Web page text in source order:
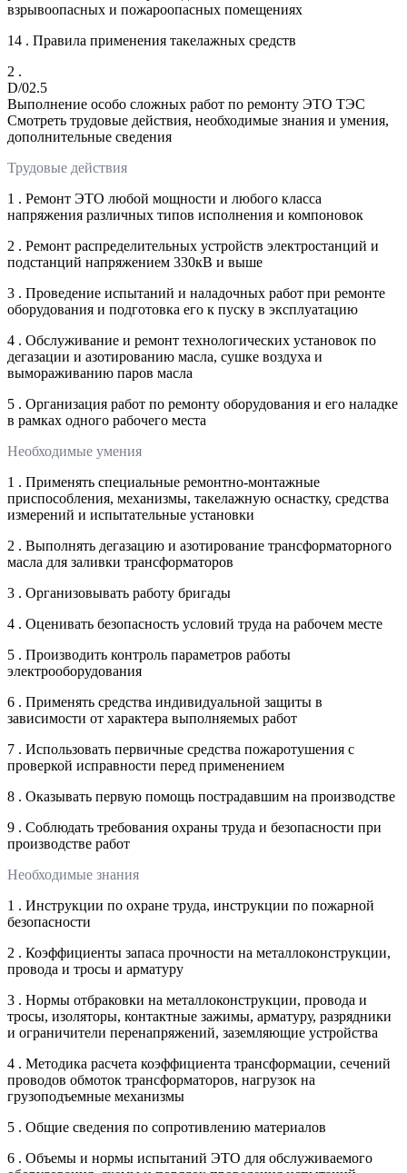
взрывоопасных и пожароопасных помещениях
14 . Правила применения такелажных средств
2 .
D/02.5
Выполнение особо сложных работ по ремонту ЭТО ТЭС
Смотреть трудовые действия, необходимые знания и умения,
дополнительные сведения
Трудовые действия
1 . Ремонт ЭТО любой мощности и любого класса
напряжения различных типов исполнения и компоновок
2 . Ремонт распределительных устройств электростанций и
подстанций напряжением 330кВ и выше
3 . Проведение испытаний и наладочных работ при ремонте
оборудования и подготовка его к пуску в эксплуатацию
4 . Обслуживание и ремонт технологических установок по
дегазации и азотированию масла, сушке воздуха и
вымораживанию паров масла
5 . Организация работ по ремонту оборудования и его наладке
в рамках одного рабочего места
Необходимые умения
1 . Применять специальные ремонтно-монтажные
приспособления, механизмы, такелажную оснастку, средства
измерений и испытательные установки
2 . Выполнять дегазацию и азотирование трансформаторного
масла для заливки трансформаторов
3 . Организовывать работу бригады
4 . Оценивать безопасность условий труда на рабочем месте
5 . Производить контроль параметров работы
электрооборудования
6 . Применять средства индивидуальной защиты в
зависимости от характера выполняемых работ
7 . Использовать первичные средства пожаротушения с
проверкой исправности перед применением
8 . Оказывать первую помощь пострадавшим на производстве
9 . Соблюдать требования охраны труда и безопасности при
производстве работ
Необходимые знания
1 . Инструкции по охране труда, инструкции по пожарной
безопасности
2 . Коэффициенты запаса прочности на металлоконструкции,
провода и тросы и арматуру
3 . Нормы отбраковки на металлоконструкции, провода и
тросы, изоляторы, контактные зажимы, арматуру, разрядники
и ограничители перенапряжений, заземляющие устройства
4 . Методика расчета коэффициента трансформации, сечений
проводов обмоток трансформаторов, нагрузок на
грузоподъемные механизмы
5 . Общие сведения по сопротивлению материалов
6 . Объемы и нормы испытаний ЭТО для обслуживаемого